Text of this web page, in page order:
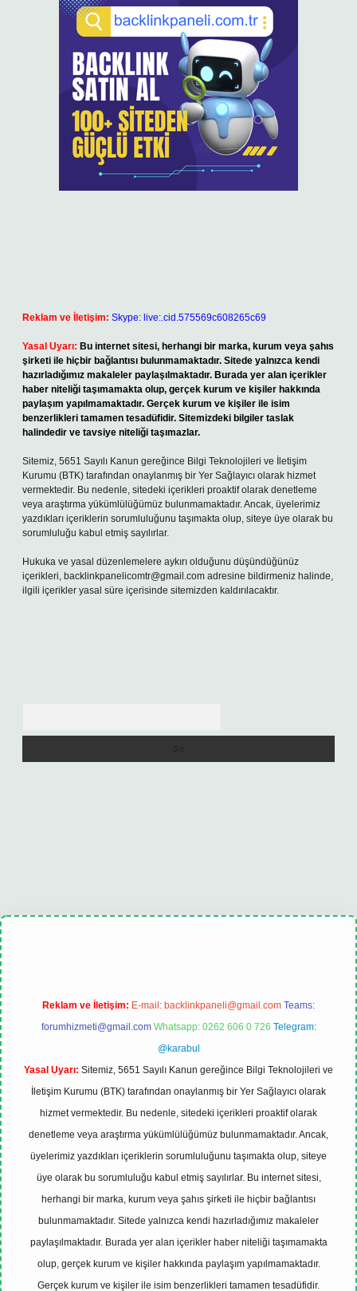
Reklam ve İletişim: Skype: live:.cid.575569c608265c69
Yasal Uyarı: Bu internet sitesi, herhangi bir marka, kurum veya şahıs
şirketi ile hiçbir bağlantısı bulunmamaktadır. Sitede yalnızca kendi
hazırladığımız makaleler paylaşılmaktadır. Burada yer alan içerikler
haber niteliği taşımamakta olup, gerçek kurum ve kişiler hakkında
paylaşım yapılmamaktadır. Gerçek kurum ve kişiler ile isim
benzerlikleri tamamen tesadüfidir. Sitemizdeki bilgiler taslak
halindedir ve tavsiye niteliği taşımazlar.
Sitemiz, 5651 Sayılı Kanun gereğince Bilgi Teknolojileri ve İletişim
Kurumu (BTK) tarafından onaylanmış bir Yer Sağlayıcı olarak hizmet
vermektedir. Bu nedenle, sitedeki içerikleri proaktif olarak denetleme
veya araştırma yükümlülüğümüz bulunmamaktadır. Ancak, üyelerimiz
yazdıkları içeriklerin sorumluluğunu taşımakta olup, siteye üye olarak bu
sorumluluğu kabul etmiş sayılırlar.
Hukuka ve yasal düzenlemelere aykırı olduğunu düşündüğünüz
içerikleri, backlinkpanelicomtr@gmail.com adresine bildirmeniz halinde,
ilgili içerikler yasal süre içerisinde sitemizden kaldırılacaktır.
Reklam ve İletişim: E-mail: backlinkpaneli@gmail.com Teams:
forumhizmeti@gmail.com Whatsapp: 0262 606 0 726 Telegram:
@karabul
Yasal Uyarı: Sitemiz, 5651 Sayılı Kanun gereğince Bilgi Teknolojileri ve
İletişim Kurumu (BTK) tarafından onaylanmış bir Yer Sağlayıcı olarak
hizmet vermektedir. Bu nedenle, sitedeki içerikleri proaktif olarak
denetleme veya araştırma yükümlülüğümüz bulunmamaktadır. Ancak,
üyelerimiz yazdıkları içeriklerin sorumluluğunu taşımakta olup, siteye
üye olarak bu sorumluluğu kabul etmiş sayılırlar. Bu internet sitesi,
herhangi bir marka, kurum veya şahıs şirketi ile hiçbir bağlantısı
bulunmamaktadır. Sitede yalnızca kendi hazırladığımız makaleler
paylaşılmaktadır. Burada yer alan içerikler haber niteliği taşımamakta
olup, gerçek kurum ve kişiler hakkında paylaşım yapılmamaktadır.
Gerçek kurum ve kişiler ile isim benzerlikleri tamamen tesadüfidir.